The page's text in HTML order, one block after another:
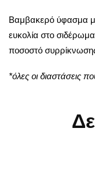
Βαμβακερό ύφασμα
ευκολία στο
ποσοστό
*όλες οι διαστάσεις